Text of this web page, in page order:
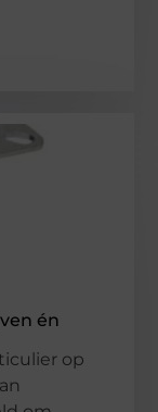
én
op